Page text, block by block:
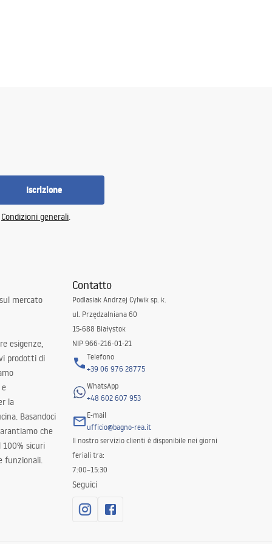
Iscrizione
Condizioni generali.
mercato
esigenze,
prodotti di
la
Basandoci
che
sicuri
funzionali.
Contatto
Podlasiak Andrzej Cylwik sp. k.
ul. Przędzalniana 60
15-688 Białystok
NIP 966-216-01-21
Telefono
+39 06 976 28775
WhatsApp
+48 602 607 953
E-mail
ufficio@bagno-rea.it
Il nostro servizio clienti è disponibile nei giorni
feriali tra:
7:00–15:30
Seguici